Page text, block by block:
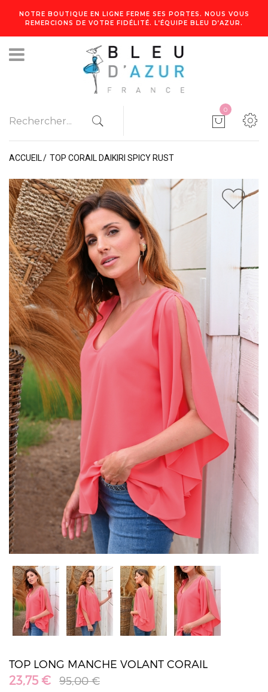
NOTRE BOUTIQUE EN LIGNE FERME SES PORTES. NOUS VOUS
REMERCIONS DE VOTRE FIDÉLITÉ. L’ÉQUIPE BLEU D’AZUR.
0
ACCUEIL TOP CORAIL DAIKIRI SPICY RUST
TOP LONG MANCHE VOLANT CORAIL
23,75 € 95,00 €